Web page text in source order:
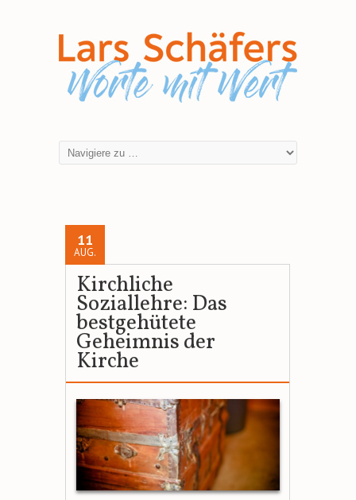
11
AUG.
Kirchliche
Soziallehre: Das
bestgehütete
Geheimnis der
Kirche